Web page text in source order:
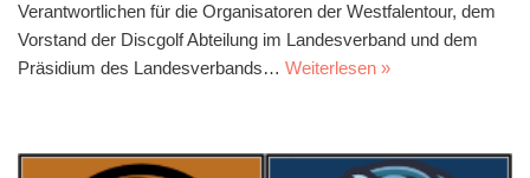
Verantwortlichen für die Organisatoren der Westfalentour, dem
Vorstand der Discgolf Abteilung im Landesverband und dem
Präsidium des Landesverbands… Weiterlesen »